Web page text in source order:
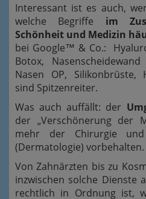
Interessant ist es auch,
welche Begriffe im
Schönheit und Medizin
bei Google™ & Co.:
Botox,
Nasen OP, Silikonbrüste,
sind Spitzenreiter.
Was auch auffällt: der
der „Verschönerung der
mehr der Chirurgie
(Dermatologie) vorbehalten.
Von Zahnärzten bis zu
inzwischen solche Dienste
rechtlich in Ordnung ist,